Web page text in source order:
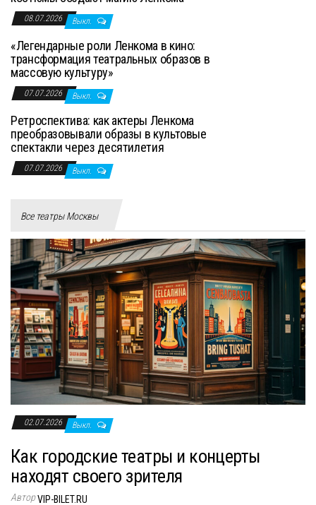
08.07.2026 Выкл.
«Легендарные роли Ленкома в кино:
трансформация театральных образов в
массовую культуру»
07.07.2026 Выкл.
Ретроспектива: как актеры Ленкома
преобразовывали образы в культовые
спектакли через десятилетия
07.07.2026 Выкл.
Все театры Москвы
02.07.2026 Выкл.
Как городские театры и концерты
находят своего зрителя
АвторVIP-BILET.RU